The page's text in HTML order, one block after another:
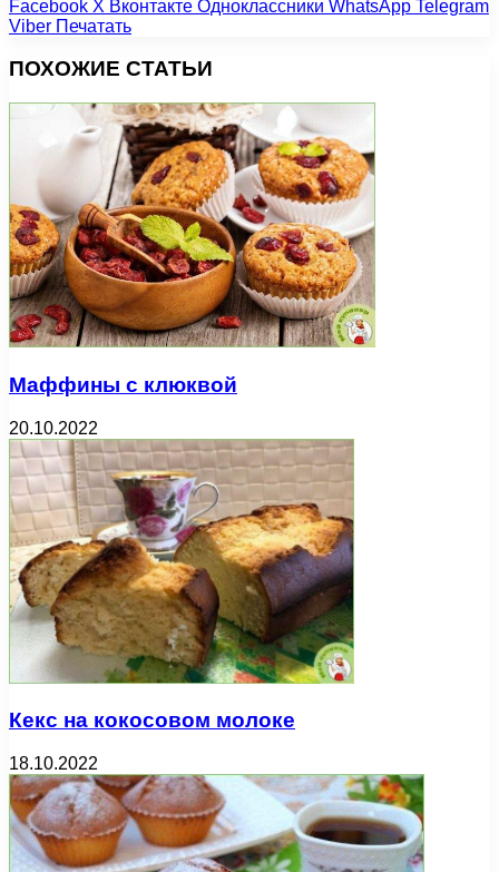
Facebook X Вконтакте Одноклассники WhatsApp Telegram
Viber Печатать
ПОХОЖИЕ СТАТЬИ
Маффины с клюквой
20.10.2022
Кекс на кокосовом молоке
18.10.2022